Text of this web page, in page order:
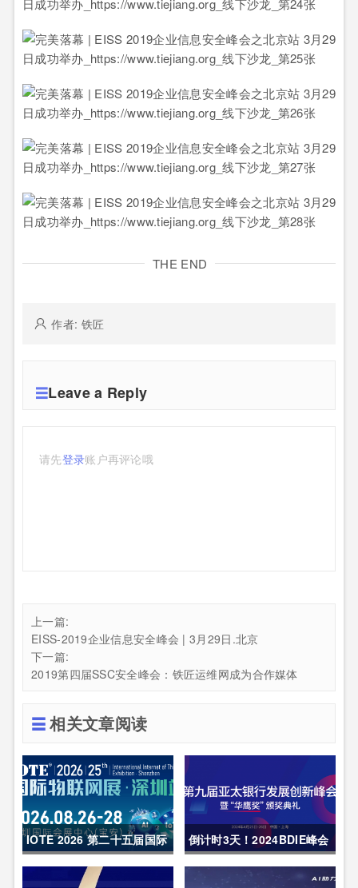
THE END
作者: 铁匠
Leave a Reply
请先登录账户再评论哦
上一篇:
EISS-2019企业信息安全峰会 | 3月29日.北京
下一篇:
2019第四届SSC安全峰会：铁匠运维网成为合作媒体
相关文章阅读
IOTE 2026 第二十五届国际
物联网展・深圳站 展会邀请
倒计时3天！2024BDIE峰会
内容亮点呈现